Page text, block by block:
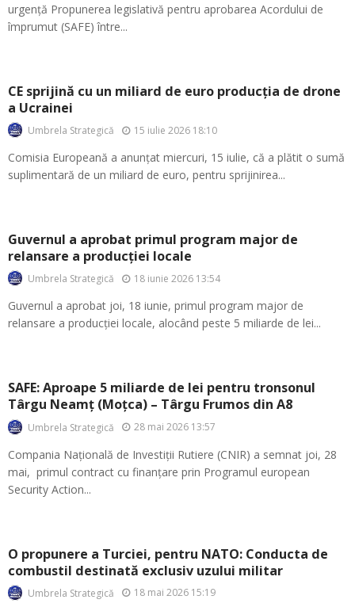
urgență Propunerea legislativă pentru aprobarea Acordului de
împrumut (SAFE) între...
CE sprijină cu un miliard de euro producția de drone
a Ucrainei
Umbrela Strategică 15 iulie 2026 18:10
Comisia Europeană a anunțat miercuri, 15 iulie, că a plătit o sumă
suplimentară de un miliard de euro, pentru sprijinirea...
Guvernul a aprobat primul program major de
relansare a producției locale
Umbrela Strategică 18 iunie 2026 13:54
Guvernul a aprobat joi, 18 iunie, primul program major de
relansare a producției locale, alocând peste 5 miliarde de lei...
SAFE: Aproape 5 miliarde de lei pentru tronsonul
Târgu Neamț (Moțca) – Târgu Frumos din A8
Umbrela Strategică 28 mai 2026 13:57
Compania Națională de Investiții Rutiere (CNIR) a semnat joi, 28
mai, primul contract cu finanțare prin Programul european
Security Action...
O propunere a Turciei, pentru NATO: Conducta de
combustil destinată exclusiv uzului militar
Umbrela Strategică 18 mai 2026 15:19